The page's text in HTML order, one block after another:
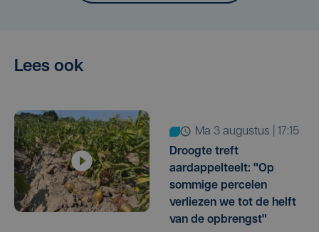
Lees ook
ma 3 augustus | 17:15
Droogte treft
aardappelteelt: "Op
sommige percelen
verliezen we tot de helft
van de opbrengst"